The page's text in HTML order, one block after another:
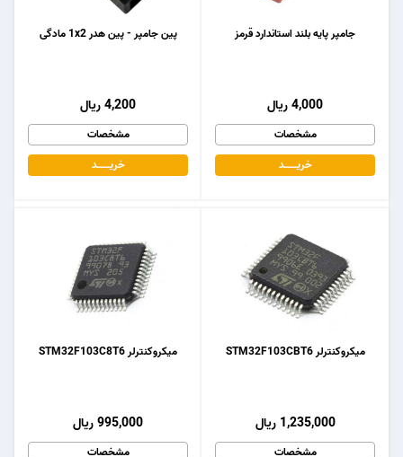
پین جامپر - پین هدر 1x2 مادگی
4,200 ریال
مشخصات
خریـــــــد
جامپر پایه بلند استاندارد قرمز
4,000 ریال
مشخصات
خریـــــــد
میکروکنترلر STM32F103C8T6
995,000 ریال
مشخصات
میکروکنترلر STM32F103CBT6
1,235,000 ریال
مشخصات